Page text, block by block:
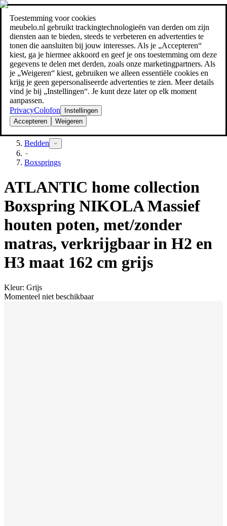
Toestemming voor cookies
meubelo.nl gebruikt trackingtechnologieën van derden om zijn
diensten aan te bieden, steeds te verbeteren en advertenties te
tonen die aansluiten bij jouw interesses. Als je „Accepteren“
kiest, ga je hiermee akkoord en geef je ons toestemming om deze
gegevens te delen met derden, zoals onze marketingpartners. Als
je „Weigeren“ kiest, gebruiken we alleen essentiële cookies en
krijg je geen gepersonaliseerde advertenties te zien. Meer details
vind je bij „Instellingen“. Je kunt deze later op elk moment
aanpassen.
PrivacyColofon
Instellingen
Accepteren
Weigeren
Zoeken
meubel jezelf de beste prijs!meubel jezelf de beste prijs!
Slaapkamer
Bedden
Boxsprings
ATLANTIC home collection
Boxspring NIKOLA Massief
houten poten, met/zonder
matras, verkrijgbaar in H2 en
H3 maat 162 cm grijs
Kleur: Grijs
Momenteel niet beschikbaar